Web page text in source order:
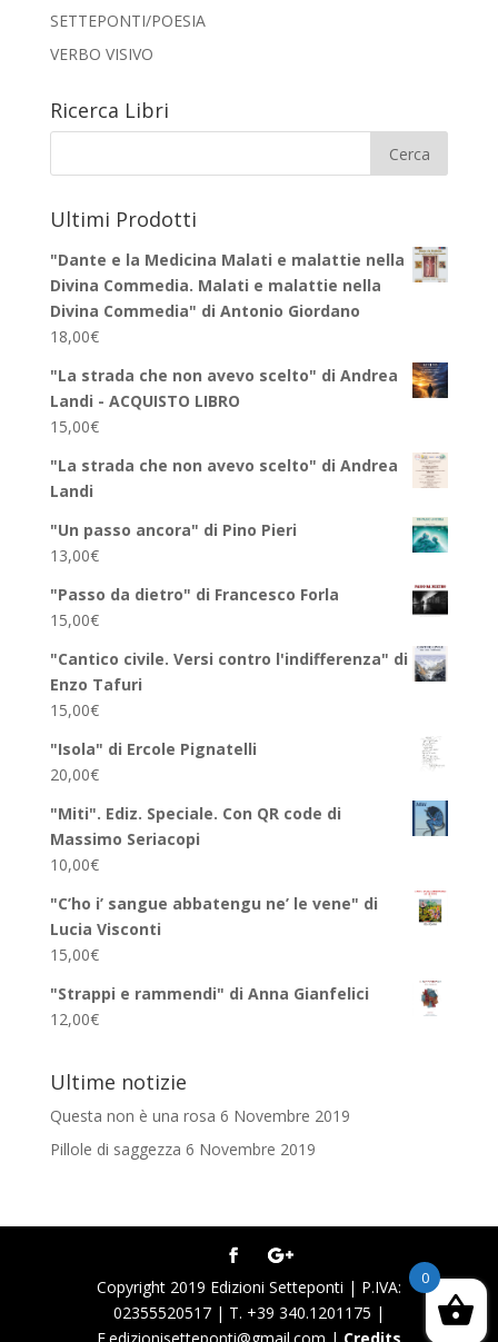
SETTEPONTI/POESIA
VERBO VISIVO
Ricerca Libri
Ultimi Prodotti
"Dante e la Medicina Malati e malattie nella
Divina Commedia. Malati e malattie nella
Divina Commedia" di Antonio Giordano
18,00€
"La strada che non avevo scelto" di Andrea
Landi - ACQUISTO LIBRO
15,00€
"La strada che non avevo scelto" di Andrea
Landi
"Un passo ancora" di Pino Pieri
13,00€
"Passo da dietro" di Francesco Forla
15,00€
"Cantico civile. Versi contro l'indifferenza" di
Enzo Tafuri
15,00€
"Isola" di Ercole Pignatelli
20,00€
"Miti". Ediz. Speciale. Con QR code di
Massimo Seriacopi
10,00€
"C’ho i’ sangue abbatengu ne’ le vene" di
Lucia Visconti
15,00€
"Strappi e rammendi" di Anna Gianfelici
12,00€
Ultime notizie
Questa non è una rosa 6 Novembre 2019
Pillole di saggezza 6 Novembre 2019
Copyright 2019 Edizioni Setteponti | P.IVA:
02355520517 | T. +39 340.1201175 |
0